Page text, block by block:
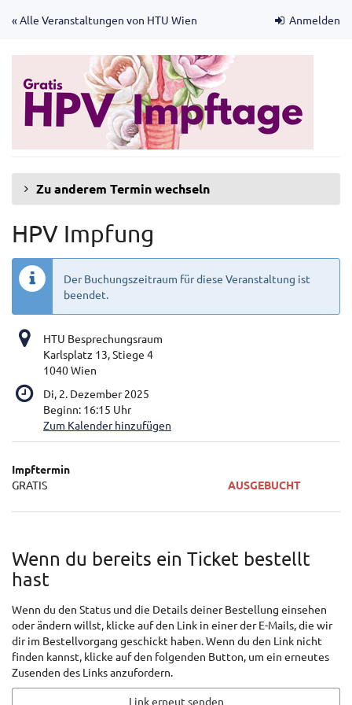
Zum
Anmelden
« Alle Veranstaltungen von HTU Wien
Zu anderem Termin wechseln
HPV Impfung
Der Buchungszeitraum für diese Veranstaltung ist
beendet.
HTU Besprechungsraum
Karlsplatz 13, Stiege 4
1040 Wien
Di, 2. Dezember 2025
Beginn: 16:15 Uhr
Zum Kalender hinzufügen
Unkategorisierte
Produkte
Impftermin
GRATIS
AUSGEBUCHT
Wenn du bereits ein Ticket bestellt
hast
Wenn du den Status und die Details deiner Bestellung einsehen
oder ändern willst, klicke auf den Link in einer der E-Mails, die wir
dir im Bestellvorgang geschickt haben. Wenn du den Link nicht
finden kannst, klicke auf den folgenden Button, um ein erneutes
Zusenden des Links anzufordern.
Link erneut senden